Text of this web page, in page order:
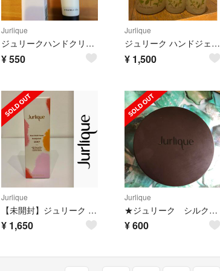
Jurlique
ジュリークハンドクリーム 未使用品
¥550
Jurlique
ジュリーク ハンドジェル 新品未使用
¥ 1,500
Jurlique
【未開封】ジュリーク ローズハンドクリーム 75ml オーガニックコスメ
¥ 1,650
Jurlique
★ジュリーク シルクフィニッシングパウダー ラベンダー
¥600